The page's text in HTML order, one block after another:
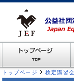
トップページ 検定講習